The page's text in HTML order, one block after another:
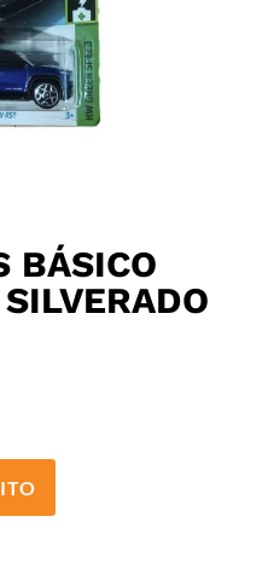
BÁSICO